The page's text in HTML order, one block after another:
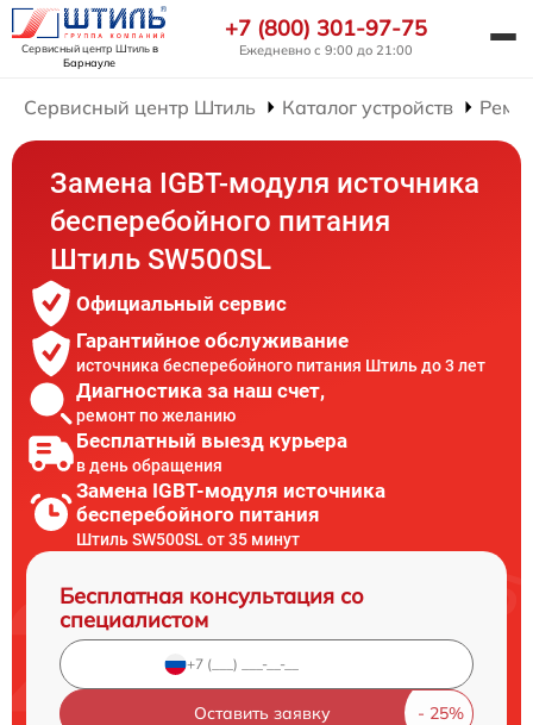
Сервисный центр Штильв
Барнауле
+7 (800) 301-97-75
Ежедневно с 9:00 до 21:00
Сервисный центр Штиль Каталог устройств
Замена IGBT-модуля источника
бесперебойного питания
Штиль SW500SL
Официальный сервис
Гарантийное обслуживание
источника бесперебойного питания Штиль до 3 лет
Диагностика за наш счет,
ремонт по желанию
Бесплатный выезд курьера
в день обращения
Замена IGBT-модуля источника
бесперебойного питания
Штиль SW500SL от 35 минут
Бесплатная консультация со
специалистом
Оставить заявку